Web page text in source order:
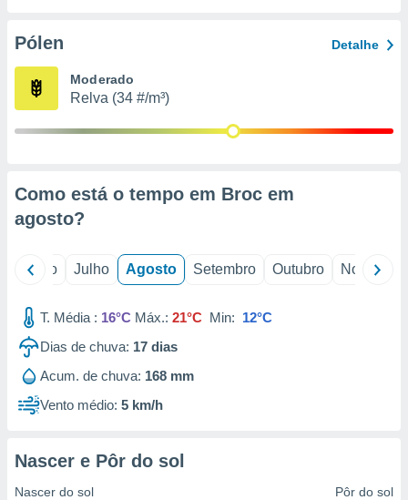
através
estudos
e
Pólen Detalhe
Moderado
Relva (34 #/m³)
Como está o tempo em Broc em
agosto?
Junho Julho Agosto Setembro Outubro Novembro
T. Média : 16°C Máx.: 21°C Min: 12°C
Dias de chuva: 17 dias
Acum. de chuva: 168 mm
Vento médio: 5 km/h
Nascer e Pôr do sol
Nascer do sol Pôr do sol